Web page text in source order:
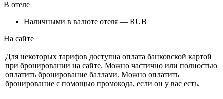
В отеле
Наличными в валюте отеля — RUB
На сайте
Для некоторых тарифов доступна оплата банковской картой
при бронировании на сайте. Можно частично или полностью
оплатить бронирование баллами. Можно оплатить
бронирование с помощью промокода, если он у вас есть.